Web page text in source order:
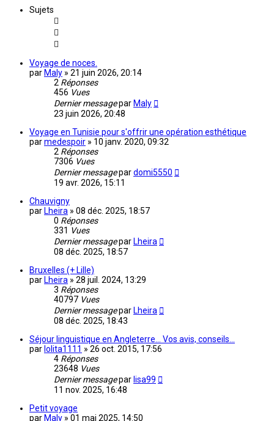
Sujets
Voyage de noces.
par Maly » 21 juin 2026, 20:14
2 Réponses
456 Vues
Dernier messagepar Maly
23 juin 2026, 20:48
Voyage en Tunisie pour s'offrir une opération esthétique
parmedespoir » 10 janv. 2020, 09:32
2 Réponses
7306 Vues
Dernier messagepardomi5550
19 avr. 2026, 15:11
Chauvigny
par Lheira » 08 déc. 2025, 18:57
0 Réponses
331 Vues
Dernier messagepar Lheira
08 déc. 2025, 18:57
Bruxelles (+ Lille)
par Lheira » 28 juil. 2024, 13:29
3 Réponses
40797 Vues
Dernier messagepar Lheira
08 déc. 2025, 18:43
Séjour linguistique en Angleterre... Vos avis, conseils...
par lolita1111 » 26 oct. 2015, 17:56
4 Réponses
23648 Vues
Dernier messagepar lisa99
11 nov. 2025, 16:48
Petit voyage
par Maly » 01 mai 2025, 14:50